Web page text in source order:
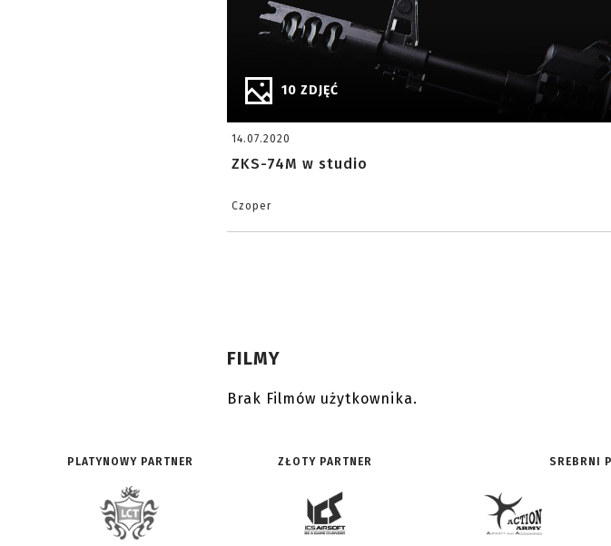
10 ZDJĘĆ
14.07.2020
ZKS-74M w studio
Czoper
FILMY
Brak Filmów użytkownika.
PLATYNOWY PARTNER ZŁOTY PARTNER SREBRNI